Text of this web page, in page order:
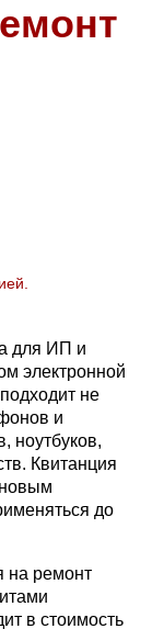
для ИП и
электронной
не
и
ноутбуков,
Квитанция
до
на ремонт
в стоимость